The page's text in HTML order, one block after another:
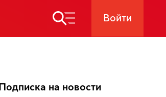
Войти
Подписка на новости